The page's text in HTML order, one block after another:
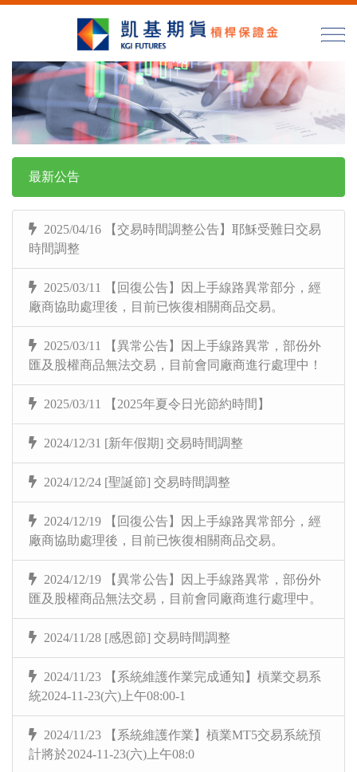
最新公告
2025/04/16 【交易時間調整公告】耶穌受難日交易
時間調整
2025/03/11 【回復公告】因上手線路異常部分，經
廠商協助處理後，目前已恢復相關商品交易。
2025/03/11 【異常公告】因上手線路異常，部份外
匯及股權商品無法交易，目前會同廠商進行處理中！
2025/03/11 【2025年夏令日光節約時間】
2024/12/31 [新年假期] 交易時間調整
2024/12/24 [聖誕節] 交易時間調整
2024/12/19 【回復公告】因上手線路異常部分，經
廠商協助處理後，目前已恢復相關商品交易。
2024/12/19 【異常公告】因上手線路異常，部份外
匯及股權商品無法交易，目前會同廠商進行處理中。
2024/11/28 [感恩節] 交易時間調整
2024/11/23 【系統維護作業完成通知】槓業交易系
統2024-11-23(六)上午08:00-1
2024/11/23 【系統維護作業】槓業MT5交易系統預
計將於2024-11-23(六)上午08:0